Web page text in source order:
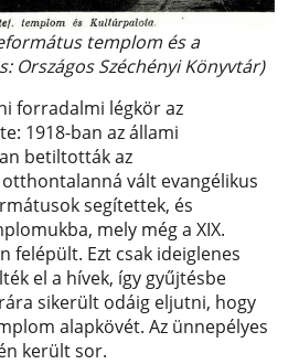
templom és a
Országos Széchényi Könyvtár)
forradalmi légkör az
1918-ban az állami
betiltották az
vált evangélikus
segítettek, és
mely még a XIX.
felépült. Ezt csak ideiglenes
el a hívek, így gyűjtésbe
sikerült odáig eljutni, hogy
alapkövét. Az ünnepélyes
került sor.